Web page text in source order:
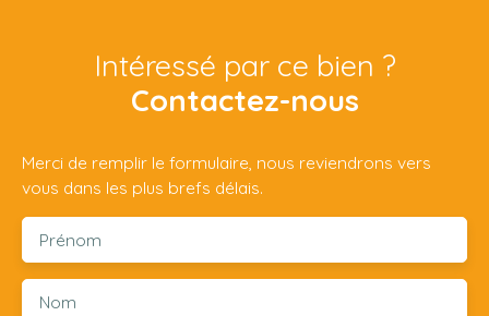
Intéressé par ce bien ?
Contactez-nous
Merci de remplir le formulaire, nous reviendrons vers
vous dans les plus brefs délais.
Prénom
Nom